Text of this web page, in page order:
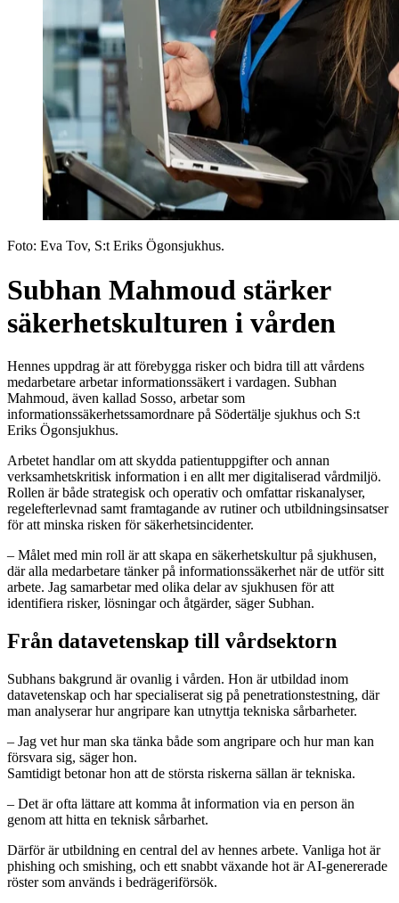
Foto: Eva Tov, S:t Eriks Ögonsjukhus.
Subhan Mahmoud stärker
säkerhetskulturen i vården
Hennes uppdrag är att förebygga risker och bidra till att vårdens
medarbetare arbetar informationssäkert i vardagen. Subhan
Mahmoud, även kallad Sosso, arbetar som
informationssäkerhetssamordnare på Södertälje sjukhus och S:t
Eriks Ögonsjukhus.
Arbetet handlar om att skydda patientuppgifter och annan
verksamhetskritisk information i en allt mer digitaliserad vårdmiljö.
Rollen är både strategisk och operativ och omfattar riskanalyser,
regelefterlevnad samt framtagande av rutiner och utbildningsinsatser
för att minska risken för säkerhetsincidenter.
– Målet med min roll är att skapa en säkerhetskultur på sjukhusen,
där alla medarbetare tänker på informationssäkerhet när de utför sitt
arbete. Jag samarbetar med olika delar av sjukhusen för att
identifiera risker, lösningar och åtgärder, säger Subhan.
Från datavetenskap till vårdsektorn
Subhans bakgrund är ovanlig i vården. Hon är utbildad inom
datavetenskap och har specialiserat sig på penetrationstestning, där
man analyserar hur angripare kan utnyttja tekniska sårbarheter.
– Jag vet hur man ska tänka både som angripare och hur man kan
försvara sig, säger hon.
Samtidigt betonar hon att de största riskerna sällan är tekniska.
– Det är ofta lättare att komma åt information via en person än
genom att hitta en teknisk sårbarhet.
Därför är utbildning en central del av hennes arbete. Vanliga hot är
phishing och smishing, och ett snabbt växande hot är AI-genererade
röster som används i bedrägeriförsök.